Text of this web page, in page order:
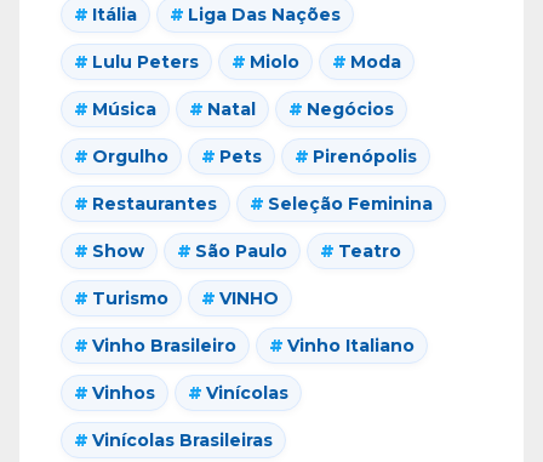
Itália Liga Das Nações
Lulu Peters Miolo Moda
Música Natal Negócios
Orgulho Pets Pirenópolis
Restaurantes Seleção Feminina
Show São Paulo Teatro
Turismo VINHO
Vinho Brasileiro Vinho Italiano
Vinhos Vinícolas
Vinícolas Brasileiras